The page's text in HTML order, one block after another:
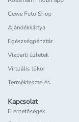
Cewe Foto Shop
Ajándékkártya
Egészségpénztár
Vízparti üzletek
Virtuális tükör
Terméktesztelés
Kapcsolat
Elérhetőségek